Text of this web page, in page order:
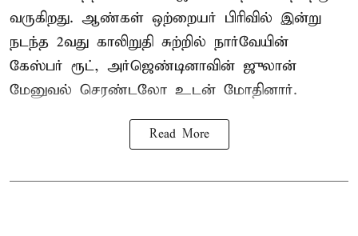
வருகிறது. ஆண்கள் ஒற்றையர் பிரிவில் இன்று
நடந்த 2வது காலிறுதி சுற்றில் நார்வேயின்
கேஸ்பர் ரூட், அர்ஜெண்டினாவின் ஜுலான்
மேனுவல் செரண்டலோ உடன் மோதினார்.
Read More